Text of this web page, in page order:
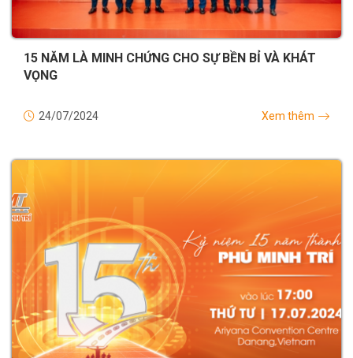
15 NĂM LÀ MINH CHỨNG CHO SỰ BỀN BỈ VÀ KHÁT
VỌNG
24/07/2024 Xem thêm